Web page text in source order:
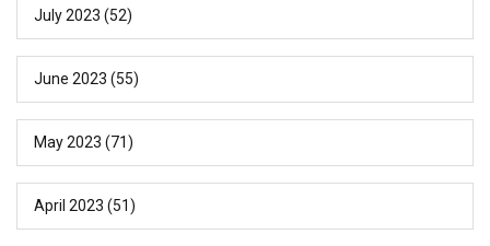
July 2023 (52)
June 2023 (55)
May 2023 (71)
April 2023 (51)